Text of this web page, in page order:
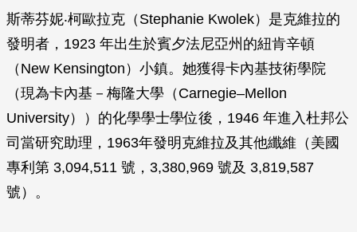
斯蒂芬妮‧柯歐拉克（Stephanie Kwolek）是克維拉的
發明者，1923 年出生於賓夕法尼亞州的紐肯辛頓
（New Kensington）小鎮。她獲得卡內基技術學院
（現為卡內基－梅隆大學（Carnegie–Mellon
University））的化學學士學位後，1946 年進入杜邦公
司當研究助理，1963年發明克維拉及其他纖維（美國
專利第 3,094,511 號，3,380,969 號及 3,819,587
號）。